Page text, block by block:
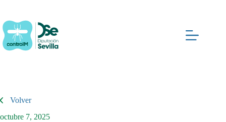
contenido
Volver
octubre 7, 2025